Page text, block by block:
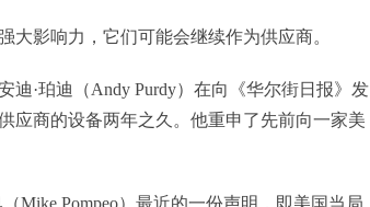
大影响力，它们可能会继续作为供应商。
·珀迪（Andy Purdy）在向《华尔街日报》发
应商的设备两年之久。他重申了先前向一家美
Mike Pompeo）最近的一份声明，即美国当局